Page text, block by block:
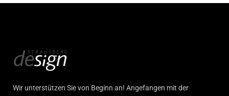
Wir unterstützen Sie von Beginn an! Angefangen mit der